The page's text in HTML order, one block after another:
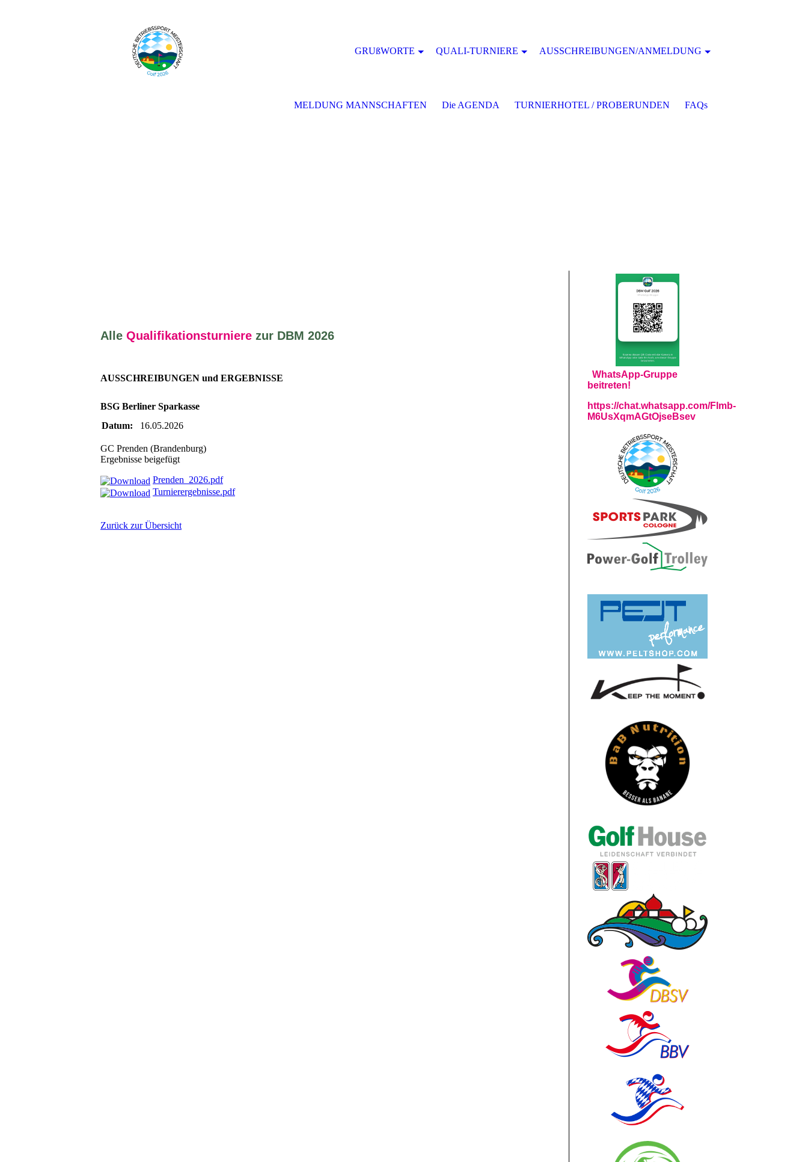
Alle Qualifikationsturniere zur DBM 2026
AUSSCHREIBUNGEN und ERGEBNISSE
BSG Berliner Sparkasse
Datum:
16.05.2026
GC Prenden (Brandenburg)
Ergebnisse beigefügt
Prenden_2026.pdf
Turnierergebnisse.pdf
Zurück zur Übersicht
WhatsApp-Gruppe
beitreten!
https://chat.whatsapp.com/Flmb-
M6UsXqmAGtOjseBsev
GRUßWORTE QUALI-TURNIERE AUSSCHREIBUNGEN/ANMELDUNG
MELDUNG MANNSCHAFTEN Die AGENDA TURNIERHOTEL / PROBERUNDEN FAQs